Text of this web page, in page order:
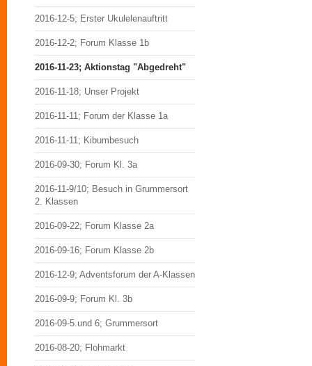
2016-12-5; Erster Ukulelenauftritt
2016-12-2; Forum Klasse 1b
2016-11-23; Aktionstag "Abgedreht"
2016-11-18; Unser Projekt
2016-11-11; Forum der Klasse 1a
2016-11-11; Kibumbesuch
2016-09-30; Forum Kl. 3a
2016-11-9/10; Besuch in Grummersort
2. Klassen
2016-09-22; Forum Klasse 2a
2016-09-16; Forum Klasse 2b
2016-12-9; Adventsforum der A-Klassen
2016-09-9; Forum Kl. 3b
2016-09-5.und 6; Grummersort
2016-08-20; Flohmarkt